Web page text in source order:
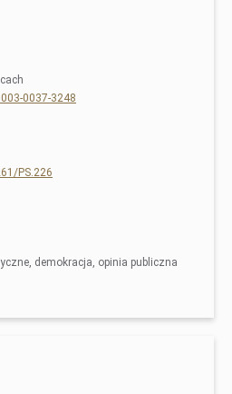
0037-3248
PS.226
demokracja, opinia publiczna